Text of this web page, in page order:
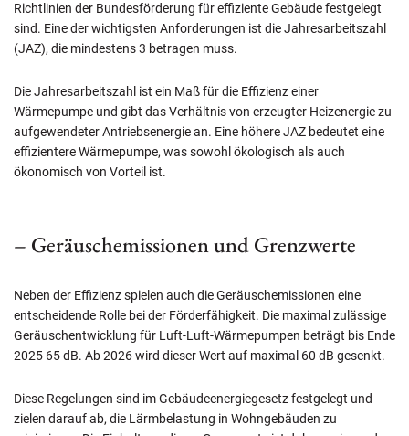
Richtlinien der Bundesförderung für effiziente Gebäude festgelegt
sind. Eine der wichtigsten Anforderungen ist die Jahresarbeitszahl
(JAZ), die mindestens 3 betragen muss.
Die Jahresarbeitszahl ist ein Maß für die Effizienz einer
Wärmepumpe und gibt das Verhältnis von erzeugter Heizenergie zu
aufgewendeter Antriebsenergie an. Eine höhere JAZ bedeutet eine
effizientere Wärmepumpe, was sowohl ökologisch als auch
ökonomisch von Vorteil ist.
– Geräuschemissionen und Grenzwerte
Neben der Effizienz spielen auch die Geräuschemissionen eine
entscheidende Rolle bei der Förderfähigkeit. Die maximal zulässige
Geräuschentwicklung für Luft-Luft-Wärmepumpen beträgt bis Ende
2025 65 dB. Ab 2026 wird dieser Wert auf maximal 60 dB gesenkt.
Diese Regelungen sind im Gebäudeenergiegesetz festgelegt und
zielen darauf ab, die Lärmbelastung in Wohngebäuden zu